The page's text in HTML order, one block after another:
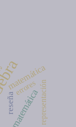
matemática
reseña
errores representación